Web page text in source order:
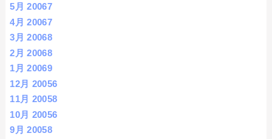
5月 20067
4月 20067
3月 20068
2月 20068
1月 20069
12月 20056
11月 20058
10月 20056
9月 20058